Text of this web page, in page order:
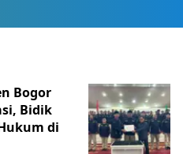
Bogor
Bidik
di